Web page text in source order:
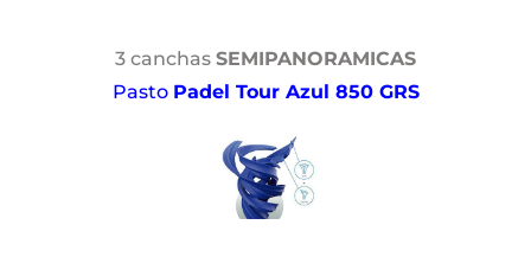
3 canchas SEMIPANORAMICAS
Pasto Padel Tour Azul 850 GRS